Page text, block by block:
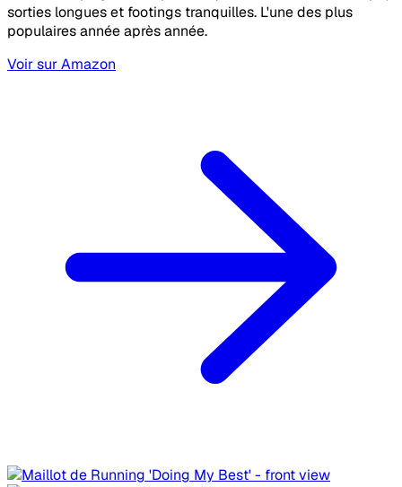
sorties longues et footings tranquilles. L'une des plus
populaires année après année.
Voir sur Amazon